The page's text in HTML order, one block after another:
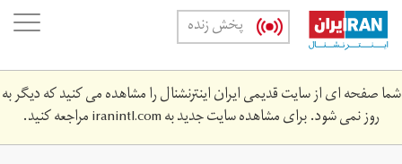
Skip
main
content
پخش زنده
شما صفحه ای از سایت قدیمی ایران اینترنشنال را مشاهده می کنید که دیگر به
روز نمی شود. برای مشاهده سایت جدید بهiranintl.comمراجعه کنید.